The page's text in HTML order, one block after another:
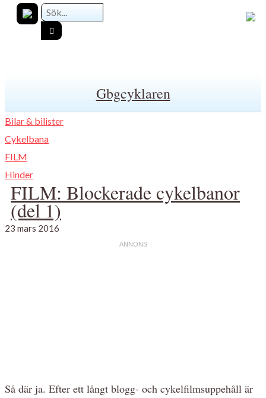
Gbgcyklaren
Bilar & bilister
Cykelbana
FILM
Hinder
FILM: Blockerade cykelbanor
(del 1)
23 mars 2016
Så där ja. Efter ett långt blogg- och cykelfilmsuppehåll är